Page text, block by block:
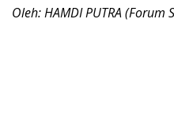
Oleh: HAMDI PUTRA (Forum